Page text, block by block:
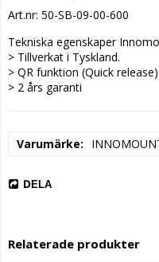
Art.nr: 50-SB-09-00-600
Tekniska egenskaper
> Tillverkat i Tyskland.
> QR funktion (Quick release)
> 2 års garanti
Varumärke
DELA
Relaterade produkter